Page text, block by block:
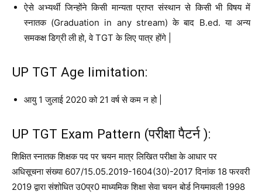
ऐसे अभ्यर्थी जिन्होंने किसी मान्यता प्राप्त संस्थान से किसी भी विषय में
स्नातक (Graduation in any stream) के बाद B.ed. या अन्य
समकक्ष डिग्री ली हो, वे TGT के लिए पात्र होंगे |
UP TGT Age limitation:
आयु 1 जुलाई 2020 को 21 वर्ष से कम न हो |
UP TGT Exam Pattern (परीक्षा पैटर्न ):
शिक्षित स्नातक शिक्षक पद पर चयन मात्र लिखित परीक्षा के आधार पर
अधिसूचना संख्या 607/15.05.2019-1604(30)-2017 दिनांक 18 फरवरी
2019 द्वारा संशोधित उ0प्र0 माध्यमिक शिक्षा सेवा चयन बोर्ड नियमावली 1998